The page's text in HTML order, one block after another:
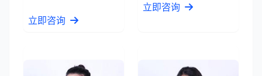
立即咨询
立即咨询